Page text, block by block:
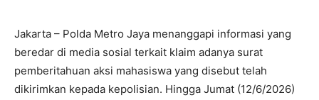
Jakarta – Polda Metro Jaya menanggapi informasi yang
beredar di media sosial terkait klaim adanya surat
pemberitahuan aksi mahasiswa yang disebut telah
dikirimkan kepada kepolisian. Hingga Jumat (12/6/2026)